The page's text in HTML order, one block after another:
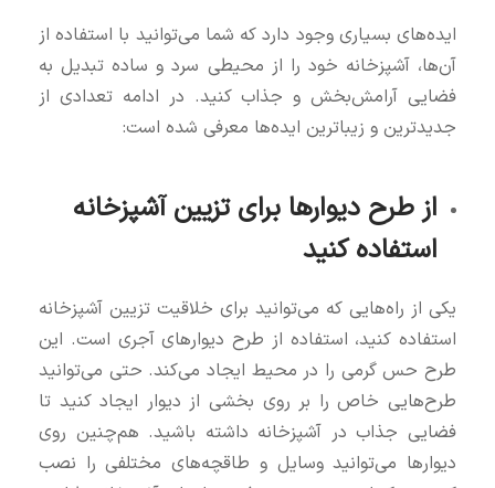
ایده‌های بسیاری وجود دارد که شما می‌توانید با استفاده از
آن‌ها، آشپزخانه خود را از محیطی سرد و ساده تبدیل به
فضایی آرامش‌بخش و جذاب کنید. در ادامه تعدادی از
جدیدترین و زیباترین ایده‌ها معرفی شده است:
از طرح دیوارها برای تزیین آشپزخانه
استفاده کنید
یکی از راه‌هایی که می‌توانید برای خلاقیت تزیین آشپزخانه
استفاده کنید، استفاده از طرح دیوارهای آجری است. این
طرح حس گرمی را در محیط ایجاد می‌کند. حتی می‌توانید
طرح‌هایی خاص را بر روی بخشی از دیوار ایجاد کنید تا
فضایی جذاب در آشپزخانه داشته باشید. هم‌چنین روی
دیوارها می‌توانید وسایل و طاقچه‌های مختلفی را نصب